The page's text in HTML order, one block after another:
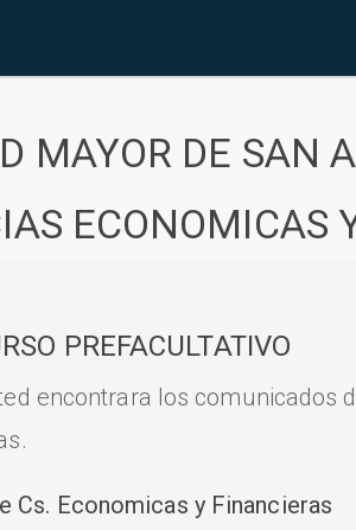
MAYOR DE SAN
ECONOMICAS
PREFACULTATIVO
encontrara los comunicados
Cs. Economicas y Financieras